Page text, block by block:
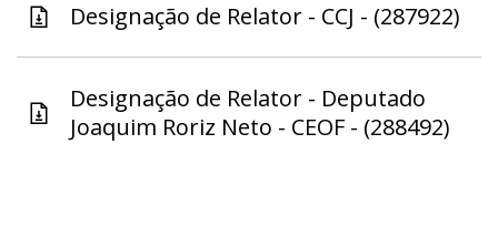
Designação de Relator - CCJ - (287922)
Designação de Relator - Deputado
Joaquim Roriz Neto - CEOF - (288492)